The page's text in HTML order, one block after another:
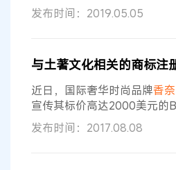
发了一起商标诉讼与行政处
的珠宝商铺销售的商品涉嫌侵
G1189929号注册商标专用
院。广东省广州市海珠区人民
院）一审认定叶某宗构成商
香奈儿公司经济损失等6万元
发布时间：2019.05.05
与土著文化相关的商标注
近日，国际奢华时尚品牌香
宣传其标价高达2000美元的
亚土著使用的飞镖）品牌的
后，网络社区和知识产权专家
发布时间：2017.08.08